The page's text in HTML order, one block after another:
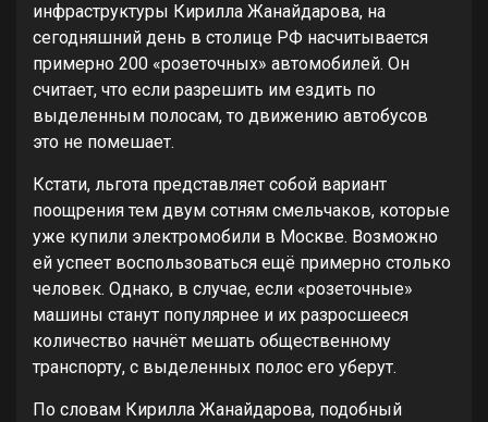
инфраструктуры Кирилла Жанайдарова, на
сегодняшний день в столице РФ насчитывается
примерно 200 «розеточных» автомобилей. Он
считает, что если разрешить им ездить по
выделенным полосам, то движению автобусов
это не помешает.
Кстати, льгота представляет собой вариант
поощрения тем двум сотням смельчаков, которые
уже купили электромобили в Москве. Возможно
ей успеет воспользоваться ещё примерно столько
человек. Однако, в случае, если «розеточные»
машины станут популярнее и их разросшееся
количество начнёт мешать общественному
транспорту, с выделенных полос его уберут.
По словам Кирилла Жанайдарова, подобный